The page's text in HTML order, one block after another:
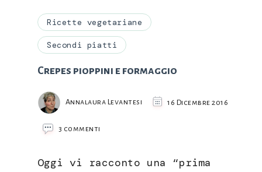
Ricette vegetariane
Secondi piatti
Crepes pioppini e formaggio
Annalaura Levantesi 16 Dicembre 2016
3 commenti
e
Oggi vi racconto una “prima